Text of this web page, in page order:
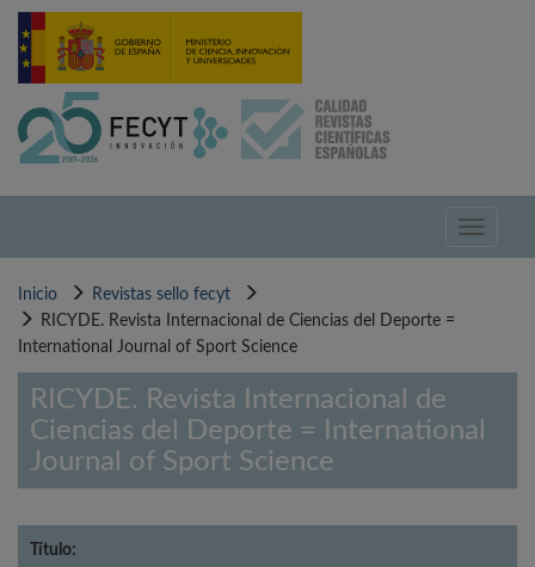
Pasar
contenido
Toggle
Inicio
Revistas sello fecyt
RICYDE. Revista Internacional de Ciencias del Deporte =
International Journal of Sport Science
RICYDE. Revista Internacional de
Ciencias del Deporte = International
Journal of Sport Science
Título: